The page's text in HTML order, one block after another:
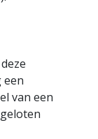
een
van een